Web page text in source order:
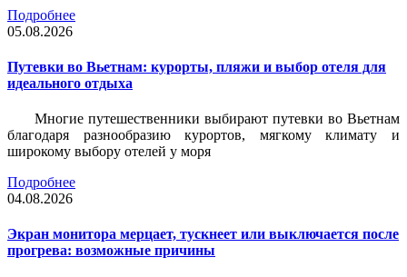
Подробнее
05.08.2026
Путевки во Вьетнам: курорты, пляжи и выбор отеля для
идеального отдыха
Многие путешественники выбирают путевки во Вьетнам
благодаря разнообразию курортов, мягкому климату и
широкому выбору отелей у моря
Подробнее
04.08.2026
Экран монитора мерцает, тускнеет или выключается после
прогрева: возможные причины